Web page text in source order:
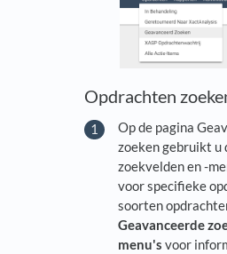
Opdrachten
Op de pagina
zoeken gebruikt u
zoekvelden en -
voor specifieke
soorten
Geavanceerde
menu's voor